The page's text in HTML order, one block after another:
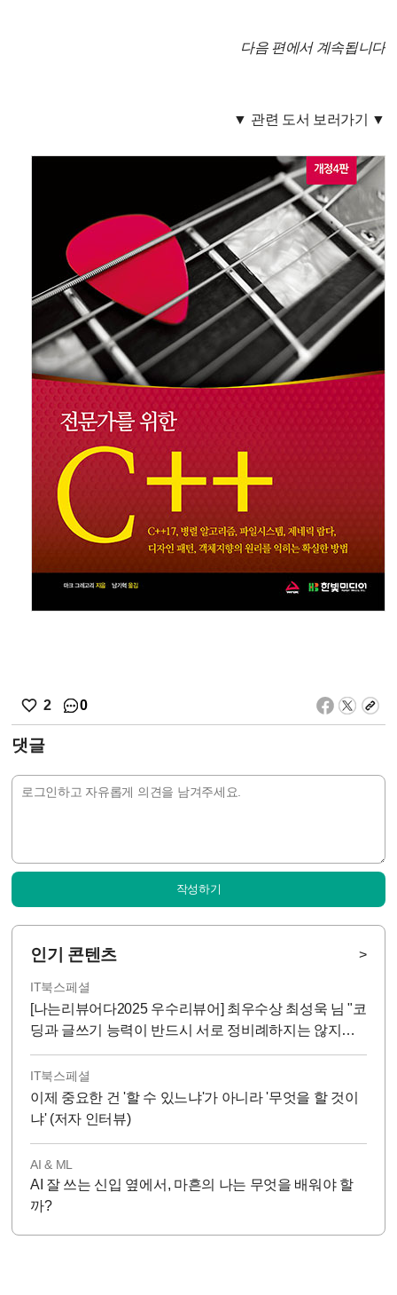
다음 편에서 계속됩니다
▼ 관련 도서 보러가기 ▼
2 0
댓글
작성하기
인기 콘텐츠 >
IT북스페셜
[나는리뷰어다2025 우수리뷰어] 최우수상 최성욱 님 "코
딩과 글쓰기 능력이 반드시 서로 정비례하지는 않지
만...!"
IT북스페셜
이제 중요한 건 '할 수 있느냐'가 아니라 '무엇을 할 것이
냐' (저자 인터뷰)
AI & ML
AI 잘 쓰는 신입 옆에서, 마흔의 나는 무엇을 배워야 할
까?